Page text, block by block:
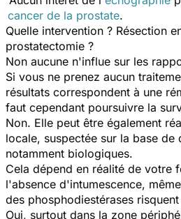
cancer de la prostate.
Quelle intervention ? Résection
prostatectomie ?
Non aucune n'influe sur les
Si vous ne prenez aucun
résultats correspondent à une
faut cependant poursuivre la
Non. Elle peut être également
locale, suspectée sur la base de
notamment biologiques.
Cela dépend en réalité de votre
l'absence d'intumescence,
des phosphodiestérases
Oui, surtout dans la zone